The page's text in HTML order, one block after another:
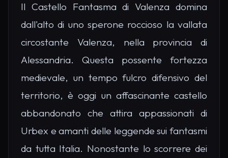
Il Castello Fantasma di Valenza domina
dall'alto di uno sperone roccioso la vallata
circostante Valenza, nella provincia di
Alessandria. Questa possente fortezza
medievale, un tempo fulcro difensivo del
territorio, è oggi un affascinante castello
abbandonato che attira appassionati di
Urbex e amanti delle leggende sui fantasmi
da tutta Italia. Nonostante lo scorrere dei